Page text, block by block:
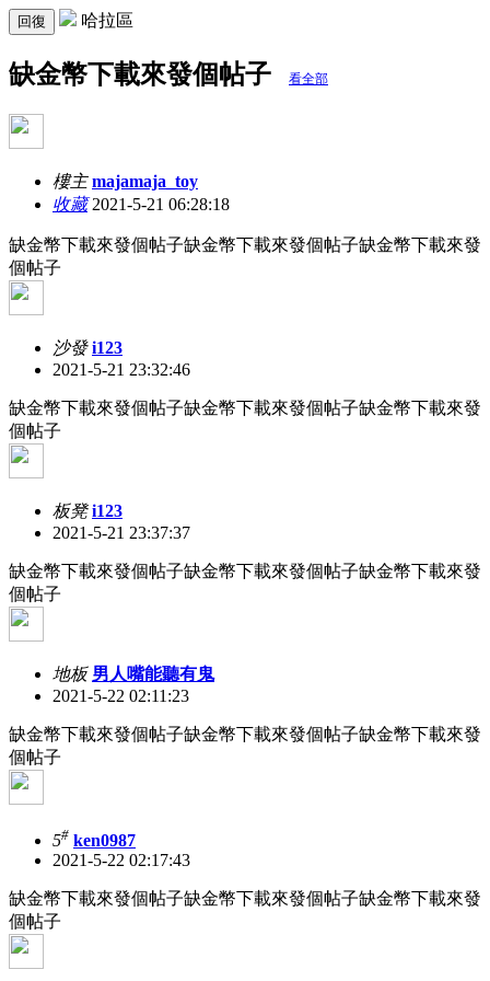
回復 哈拉區
缺金幣下載來發個帖子 看全部
樓主 majamaja_toy
收藏2021-5-21 06:28:18
缺金幣下載來發個帖子缺金幣下載來發個帖子缺金幣下載來發
個帖子
沙發 i123
2021-5-21 23:32:46
缺金幣下載來發個帖子缺金幣下載來發個帖子缺金幣下載來發
個帖子
板凳 i123
2021-5-21 23:37:37
缺金幣下載來發個帖子缺金幣下載來發個帖子缺金幣下載來發
個帖子
地板 男人嘴能聽有鬼
2021-5-22 02:11:23
缺金幣下載來發個帖子缺金幣下載來發個帖子缺金幣下載來發
個帖子
5# ken0987
2021-5-22 02:17:43
缺金幣下載來發個帖子缺金幣下載來發個帖子缺金幣下載來發
個帖子